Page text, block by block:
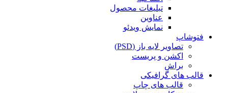
تبلیغات محصول
عناوین
نمایش ویدئو
فتوشاپ
تصاویر لایه باز (PSD)
اکشن و پریست
براش
قالب های گرافیکی
قالب های چاپ